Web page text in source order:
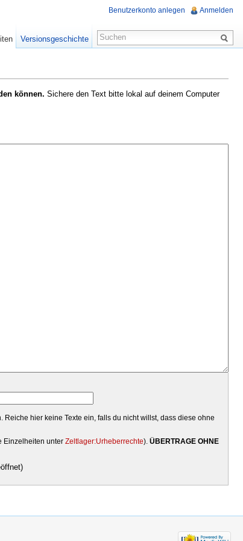
können. Sichere den Text bitte lokal auf deinem Computer
hier keine Texte ein, falls du nicht willst, dass diese ohne
Einzelheiten unter Zeltlager:Urheberrechte). ÜBERTRAGE OHNE
Benutzerkonto anlegen Anmelden
Versionsgeschichte